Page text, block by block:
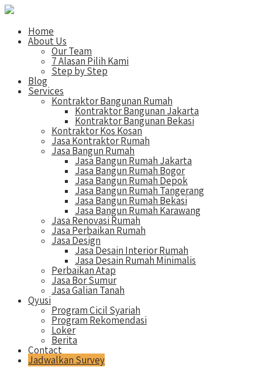
Home
About Us
Our Team
7 Alasan Pilih Kami
Step by Step
Blog
Services
Kontraktor Bangunan Rumah
Kontraktor Bangunan Jakarta
Kontraktor Bangunan Bekasi
Kontraktor Kos Kosan
Jasa Kontraktor Rumah
Jasa Bangun Rumah
Jasa Bangun Rumah Jakarta
Jasa Bangun Rumah Bogor
Jasa Bangun Rumah Depok
Jasa Bangun Rumah Tangerang
Jasa Bangun Rumah Bekasi
Jasa Bangun Rumah Karawang
Jasa Renovasi Rumah
Jasa Perbaikan Rumah
Jasa Design
Jasa Desain Interior Rumah
Jasa Desain Rumah Minimalis
Perbaikan Atap
Jasa Bor Sumur
Jasa Galian Tanah
Qyusi
Program Cicil Syariah
Program Rekomendasi
Loker
Berita
Contact
Jadwalkan Survey